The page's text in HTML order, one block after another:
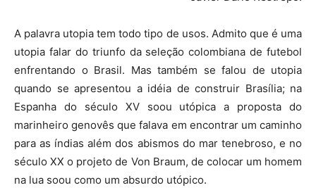
A palavra utopia tem todo tipo de usos. Admito que é uma
utopia falar do triunfo da seleção colombiana de futebol
enfrentando o Brasil. Mas também se falou de utopia
quando se apresentou a idéia de construir Brasília; na
Espanha do século XV soou utópica a proposta do
marinheiro genovês que falava em encontrar um caminho
para as índias além dos abismos do mar tenebroso, e no
século XX o projeto de Von Braum, de colocar um homem
na lua soou como um absurdo utópico.